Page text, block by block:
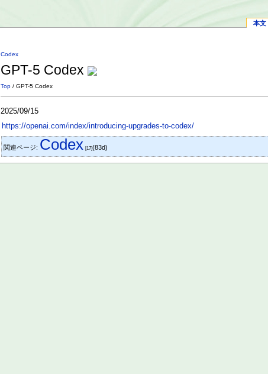
本文
Codex
GPT-5 Codex
Top / GPT-5 Codex
2025/09/15
https://openai.com/index/introducing-upgrades-to-codex/
関連ページ: Codex [17](83d)